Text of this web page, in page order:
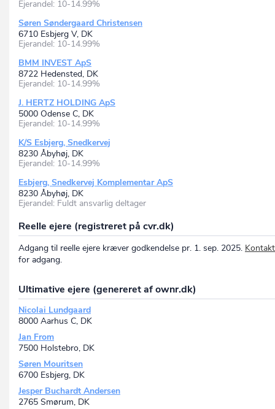
Ejerandel: 10-14.99%
Søren Søndergaard Christensen
6710 Esbjerg V, DK
Ejerandel: 10-14.99%
BMM INVEST ApS
8722 Hedensted, DK
Ejerandel: 10-14.99%
J. HERTZ HOLDING ApS
5000 Odense C, DK
Ejerandel: 10-14.99%
K/S Esbjerg, Snedkervej
8230 Åbyhøj, DK
Ejerandel: 10-14.99%
Esbjerg, Snedkervej Komplementar ApS
8230 Åbyhøj, DK
Ejerandel: Fuldt ansvarlig deltager
Reelle ejere (registreret på cvr.dk)
Adgang til reelle ejere kræver godkendelse pr. 1. sep. 2025.
for adgang.
Ultimative ejere (genereret af ownr.dk)
Nicolai Lundgaard
8000 Aarhus C, DK
Jan From
7500 Holstebro, DK
Søren Mouritsen
6700 Esbjerg, DK
Jesper Buchardt Andersen
2765 Smørum, DK